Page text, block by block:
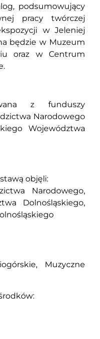
podsumowujący
pracy twórczej
w Jeleniej
będzie w Muzeum
oraz w Centrum
z funduszy
Narodowego
Województwa
objęli:
Narodowego,
Dolnośląskiego,
Muzyczne